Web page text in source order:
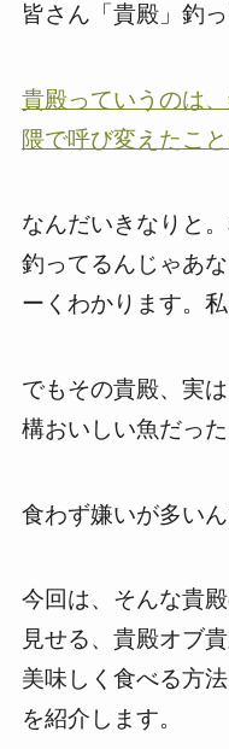
皆さん「貴殿」釣
貴殿っていうのは
隈で呼び変えたこ
なんだいきなりと
釣ってるんじゃあ
ーくわかります。
でもその貴殿、実
構おいしい魚だっ
食わず嫌いが多いん
今回は、そんな貴
見せる、貴殿オブ
美味しく食べる方
を紹介します。